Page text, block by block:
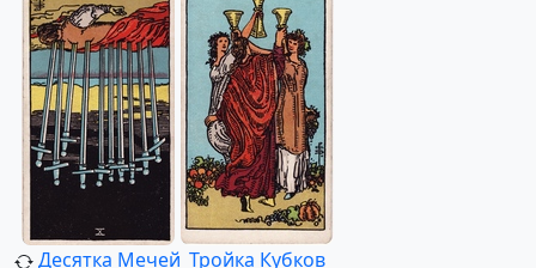
Десятка Мечей Тройка Кубков